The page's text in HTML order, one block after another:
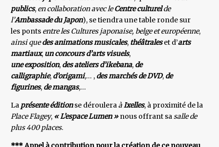
publics, en collaboration avec leCentreculturelde
l’Ambassade du Japon), se tiendra une table ronde sur
les ponts entre les Cultures japonaise, belge eteuropéenne,
ainsi quedesanimations musicales, théâtraleset d’arts
martiaux, un concours d’arts visuels,
une exposition, des ateliers d’ikebana, de
calligraphie, d’origami,… , des marchés de DVD, de
figurines, de mangas,…
La présente éditionse dérouleraàIxelles, à proximité de la
Place Flagey, « L’espace Lumen »nous offrant sasalle de
plus 400 places.